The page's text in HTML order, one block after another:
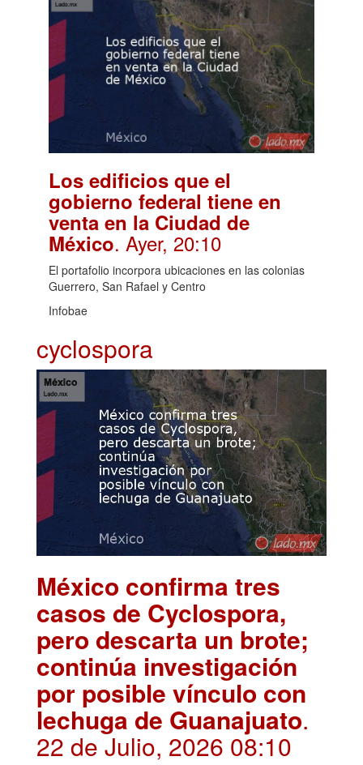
Los edificios que el
gobierno federal tiene en
venta en la Ciudad de
México. Ayer, 20:10
El portafolio incorpora ubicaciones en las colonias
Guerrero, San Rafael y Centro
Infobae
cyclospora
México confirma tres
casos de Cyclospora,
pero descarta un brote;
continúa investigación
por posible vínculo con
lechuga de Guanajuato.
22 de Julio, 2026 08:10